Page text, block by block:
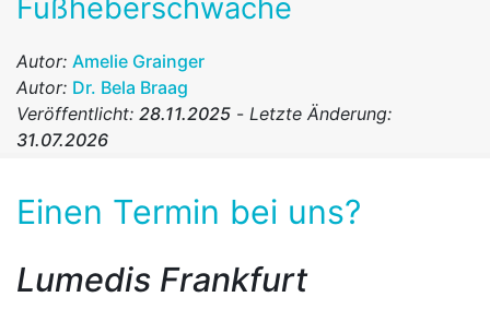
Fußheberschwäche
Autor: Amelie Grainger
Autor: Dr. Bela Braag
Veröffentlicht: 28.11.2025 - Letzte Änderung:
31.07.2026
Einen Termin bei uns?
Lumedis Frankfurt